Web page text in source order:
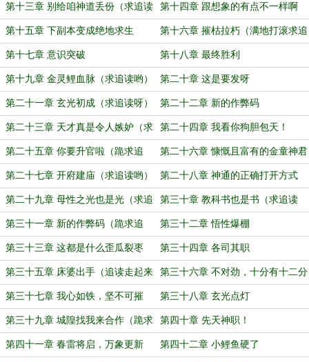
验证码
第十三章 别给咱神道丢份（求追读
哦）
第十四章 跟想象的有点不一样啊
第十五章 下副本变成绝地求生 第十六章 摧枯拉朽（满地打滚求追
读）
第十七章 意识突破 第十八章 最终胜利
第十九章 金灵鲤血脉（求追读哟） 第二十章 这是要发呀
第二十一章 玄光初成（求追读呀） 第二十二章 新的作弊码
第二十三章 天才真是令人嫉妒（求
追读哟）
第二十四章 我看你狗胆包天！
第二十五章 你要升官啦（跪求追
读）
第二十六章 慷慨且富有的金童神君
第二十七章 开府建庙（求追读哟） 第二十八章 神通的正确打开方式
第二十九章 母性之光也是光（求追
读哟）
第三十章 教科书也是书（求追读
哟）
第三十一章 新的作弊码（跪求追
读，么么哒）
第三十二章 悟性爆棚
第三十三章 这都是什么歪瓜裂枣
（求追读哟）
第三十四章 各司其职
第三十五章 床婆出手（追读走起来
哟）
第三十六章 不对劲，十分有十二分
不对劲
第三十七章 我心如铁，坚不可摧
（抱大腿，求追读）
第三十八章 玄光点灯
第三十九章 城隍找我来合作（跪求
追读）
第四十章 先天神职！
第四十一章 春雷将启，万象更新 第四十二章 小鲤鱼硬了